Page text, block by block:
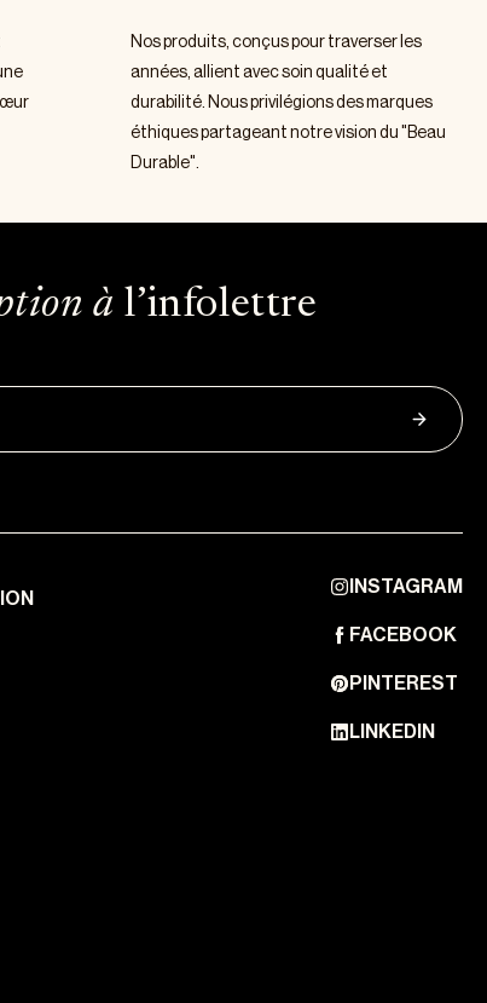
Nos produits, conçus pour traverser les
années, allient avec soin qualité et
durabilité. Nous privilégions des marques
éthiques partageant notre vision du "Beau
Durable".
à l’infolettre
INSTAGRAM
FACEBOOK
PINTEREST
LINKEDIN